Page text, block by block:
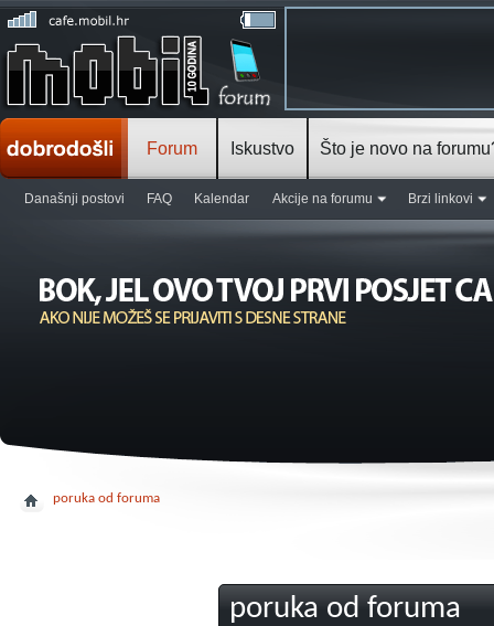
Forum
Današnji postovi FAQ Kalendar Akcije na forumu Brzi linkovi
Iskustvo Što je novo na
poruka od foruma
poruka od foruma